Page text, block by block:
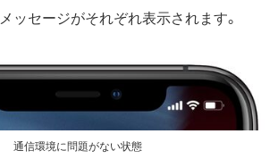
ッセージがそれぞれ表示されます。
通信環境に問題がない状態